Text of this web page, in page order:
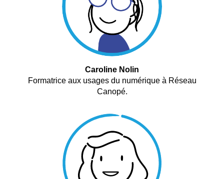
Caroline Nolin
Formatrice aux usages du numérique à Réseau
Canopé.